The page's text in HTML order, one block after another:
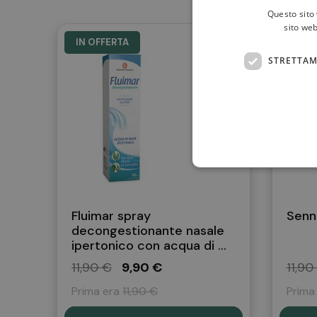
apporto in escina
Vitamina C
12
*Valori Nutritivi di Riferimento
Avvertenze
Non superare la dose giornaliera
Tenere fuori dalla portata dei
Per donne in gravidanza o in
Conservazione
Validità a confezione integra: 24
Formato
Fluimar spray
decongestionante nasale
ipertonico con acqua di ...
IN OFFERTA
11,90 € 9,90 €
Prima era 11,90 €
Questo
sito